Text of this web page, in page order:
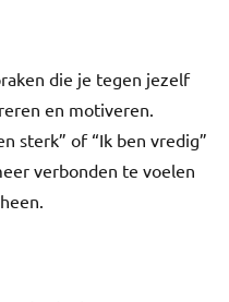
die je tegen jezelf
en motiveren.
sterk” of “Ik ben vredig”
verbonden te voelen